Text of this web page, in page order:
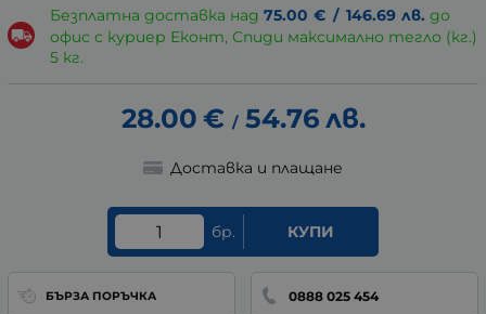
Безплатна доставка над 75.00 € / 146.69 лв. до
офис с куриер Еконт, Спиди максимално тегло (кг.)
5 кг.
28.00 € / 54.76 лв.
Доставка и плащане
бр. КУПИ
БЪРЗА ПОРЪЧКА 0888 025 454